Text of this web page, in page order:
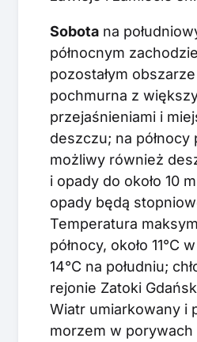
Sobota na
północnym
pozostałym obszarze
pochmurna z
przejaśnieniami i
deszczu; na północy
możliwy również
i opady do około 10
opady będą
Temperatura
północy, około 11°C
14°C na południu;
rejonie Zatoki
Wiatr umiarkowany i
morzem w porywach